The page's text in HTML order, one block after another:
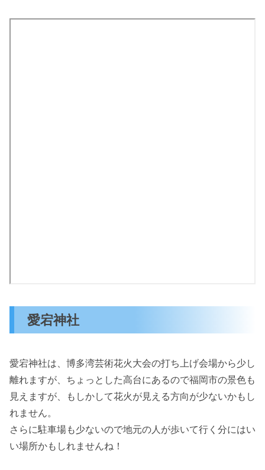
愛宕神社
愛宕神社は、博多湾芸術花火大会の打ち上げ会場から少し
離れますが、ちょっとした高台にあるので福岡市の景色も
見えますが、もしかして花火が見える方向が少ないかもし
れません。
さらに駐車場も少ないので地元の人が歩いて行く分にはい
い場所かもしれませんね！